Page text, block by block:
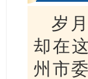
岁
却在
州市